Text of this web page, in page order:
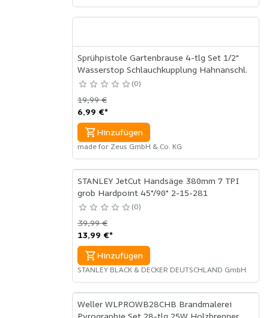
Sprühpistole Gartenbrause 4-tlg Set 1/2"
Wasserstop Schlauchkupplung Hahnanschl.
0
6,99 €*
19,99 €
Hinzufügen
made for Zeus GmbH & Co. KG
STANLEY JetCut Handsäge 380mm 7 TPI
grob Hardpoint 45°/90° 2-15-281
0
13,99 €*
39,99 €
Hinzufügen
STANLEY BLACK & DECKER DEUTSCHLAND GmbH
Weller WLPROWB28CHB Brandmalerei